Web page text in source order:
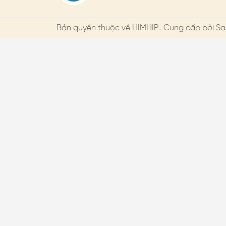
Bản quyền thuộc về HIMHIP.. Cung cấp bởi